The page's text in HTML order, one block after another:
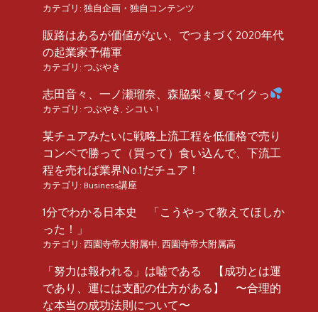
カテゴリ: 独自企画・独自コンテンツ
販路はあるが価値がない、でつまづく2020年代
の起業家予備軍
カテゴリ: つぶやき
志田音々、一ノ瀬瑠奈、森脇梨々夏でイクっ
カテゴリ: つぶやき , シコい！
某チュアみたいに戦略上流工程を低価格で売り
コンペで勝って（買って）食い込んで、下流工
程を売れば業界No.1だチュア！
カテゴリ: Business講座
1分でわかる日本史 「こうやって教えてほしか
った！」
カテゴリ: 西園寺帝大附属中, 西園寺帝大附属高
「努力は報われる」は嘘である 【成功とは運
であり、運には支配の仕方がある】 〜合理的
な本当の成功法則について〜